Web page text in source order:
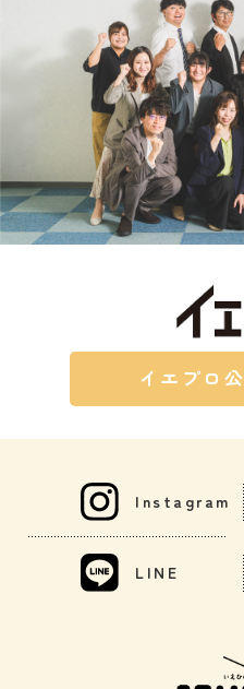
イエプロ
Instagram
LINE